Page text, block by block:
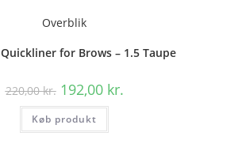
Overblik
for Brows – 1.5 Taupe
220,00kr. Den
oprindelige
pris
var:
220,00 kr..
192,00 kr.aktuelle
Køb produkt